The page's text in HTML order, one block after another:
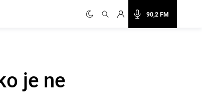
90,2 FM
je ne